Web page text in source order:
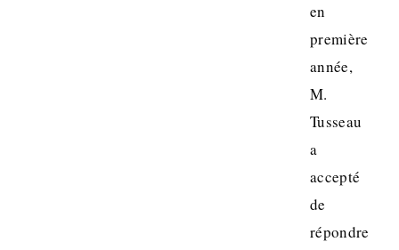
en
première
année,
M.
Tusseau
a
accepté
de
répondre